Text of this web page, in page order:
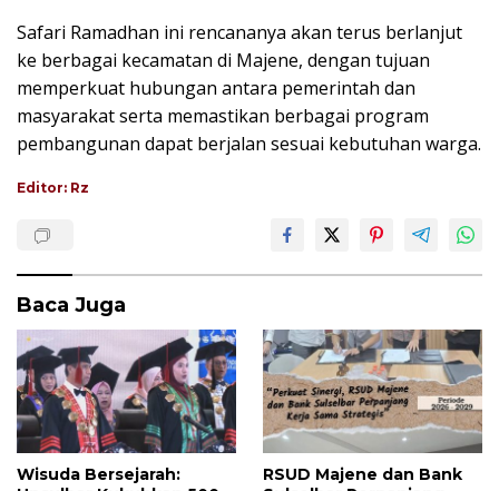
Safari Ramadhan ini rencananya akan terus berlanjut
ke berbagai kecamatan di Majene, dengan tujuan
memperkuat hubungan antara pemerintah dan
masyarakat serta memastikan berbagai program
pembangunan dapat berjalan sesuai kebutuhan warga.
Editor: Rz
Baca Juga
Wisuda Bersejarah:
RSUD Majene dan Bank